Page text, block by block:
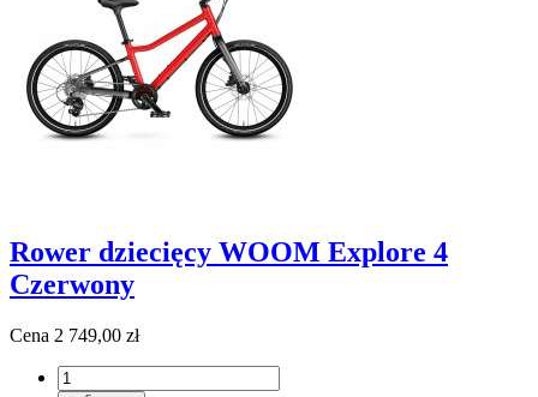
Rower dziecięcy WOOM Explore 4
Czerwony
Cena 2 749,00 zł